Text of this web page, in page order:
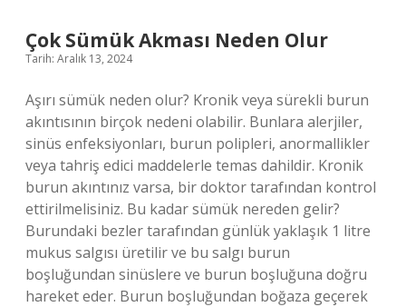
Çok Sümük Akması Neden Olur
Tarih: Aralık 13, 2024
Aşırı sümük neden olur? Kronik veya sürekli burun
akıntısının birçok nedeni olabilir. Bunlara alerjiler,
sinüs enfeksiyonları, burun polipleri, anormallikler
veya tahriş edici maddelerle temas dahildir. Kronik
burun akıntınız varsa, bir doktor tarafından kontrol
ettirilmelisiniz. Bu kadar sümük nereden gelir?
Burundaki bezler tarafından günlük yaklaşık 1 litre
mukus salgısı üretilir ve bu salgı burun
boşluğundan sinüslere ve burun boşluğuna doğru
hareket eder. Burun boşluğundan boğaza geçerek